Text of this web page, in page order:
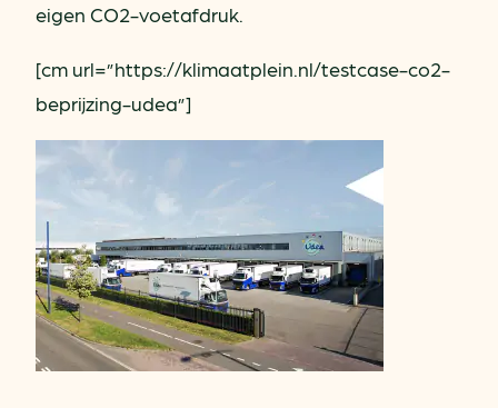
eigen CO2-voetafdruk.
[cm url=”https://klimaatplein.nl/testcase-co2-
beprijzing-udea”]